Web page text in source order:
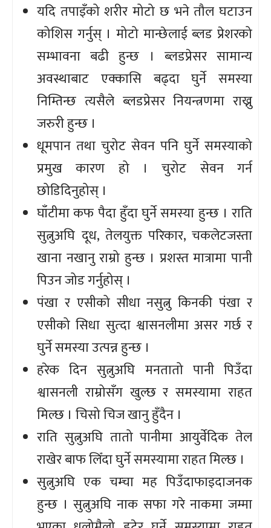
यदि तपाइँको शरीर मोटो छ भने तौल घटाउन
कोशिस गर्नुस् । मोटो मान्छेलाई ब्लड प्रेशरको
सम्भावना बढी हुन्छ । ब्लडप्रेसर सामान्य
अवस्थाबाट एक्कासि बढ्दा घुर्ने समस्या
निम्तिन्छ त्यसैले ब्लडप्रेसर नियन्त्रणमा राख्नु
जरुरी हुन्छ ।
धूमपान तथा चुरोट सेवन पनि घुर्ने समस्याको
प्रमुख कारण हो । चुरोट सेवन गर्न
छोडिदिनुहोस् ।
घाँटीमा कफ पैदा हुँदा घुर्ने समस्या हुन्छ । राति
सुत्नुअघि दूध, तेलयुक्त परिकार, चकलेटजस्ता
खाना नखानु राम्रो हुन्छ । प्रशस्त मात्रामा पानी
पिउन जोड गर्नुहोस् ।
पंखा र एसीको सीधा नसुत्नु किनकी पंखा र
एसीको सिधा सुत्दा श्वासनलीमा असर गर्छ र
घुर्ने समस्या उत्पन्न हुन्छ ।
हरेक दिन सुत्नुअघि मनतातो पानी पिउँदा
श्वासनली राम्रोसँग खुल्छ र समस्यामा राहत
मिल्छ । चिसो चिज खानु हुँदैन ।
राति सुत्नुअघि तातो पानीमा आयुर्वेदिक तेल
राखेर बाफ लिँदा घुर्ने समस्यामा राहत मिल्छ ।
सुत्नुअघि एक चम्चा मह पिउँदाफाइदाजनक
हुन्छ । सुत्नुअघि नाक सफा गरे नाकमा जम्मा